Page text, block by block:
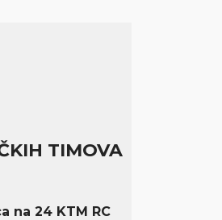
TIMOVA
na 24 KTM RC